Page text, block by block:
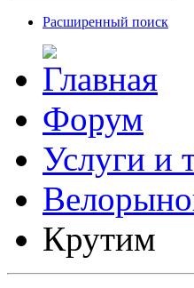
Расширенный поиск
Форум
Услуги и
Крутим